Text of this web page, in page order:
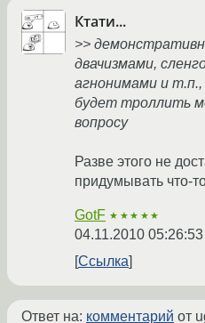
Ктати...
>>
двачизмами,
агнонимами и
будет троллить
вопросу
Разве этого не
придумывать что-
GotF ★★★★★
04.11.2010
Ссылка
Ответ на: комментарий от